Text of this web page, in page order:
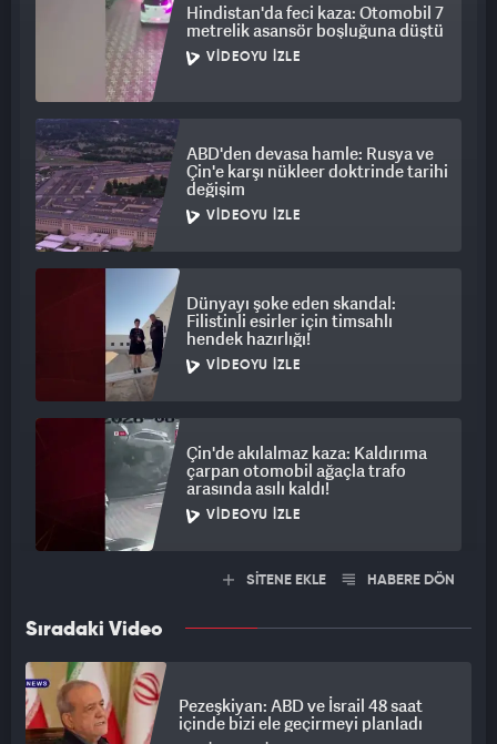
Hindistan'da feci kaza: Otomobil 7
metrelik asansör boşluğuna düştü
VIDEOYU İZLE
ABD'den devasa hamle: Rusya ve
Çin'e karşı nükleer doktrinde tarihi
değişim
VIDEOYU İZLE
Dünyayı şoke eden skandal:
Filistinli esirler için timsahlı
hendek hazırlığı!
VIDEOYU İZLE
Çin'de akılalmaz kaza: Kaldırıma
çarpan otomobil ağaçla trafo
arasında asılı kaldı!
VIDEOYU İZLE
SİTENE EKLE HABERE DÖN
Sıradaki Video
Pezeşkiyan: ABD ve İsrail 48 saat
içinde bizi ele geçirmeyi planladı